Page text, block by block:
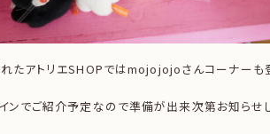
たアトリエSHOPではmojojojoさんコーナーも
ンでご紹介予定なので準備が出来次第お知らせ